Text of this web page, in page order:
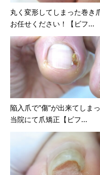
丸く変形してしまった巻き
お任せください！【ビフ...
陥入爪で”傷”が出来てしま
当院にて爪矯正【ビフ...